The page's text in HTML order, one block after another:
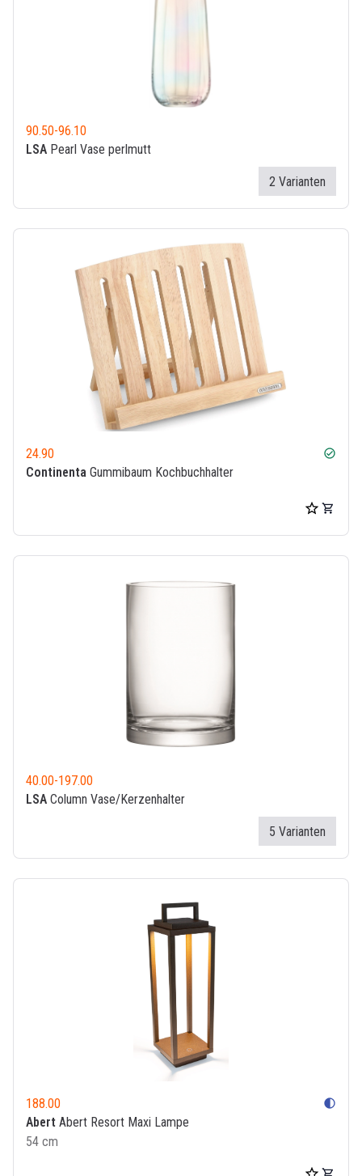
90.50-96.10
LSA Pearl Vase perlmutt
2 Varianten
24.90 check_circle
Continenta Gummibaum Kochbuchhalter
40.00-197.00
LSA Column Vase/Kerzenhalter
5 Varianten
188.00 contrast
Abert Abert Resort Maxi Lampe
54 cm